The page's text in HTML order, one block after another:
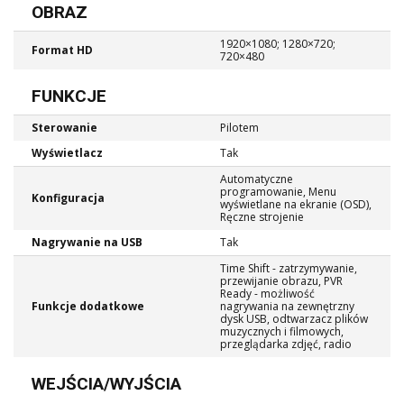
OBRAZ
Format HD
1920×1080; 1280×720;
720×480
FUNKCJE
Sterowanie
Pilotem
Wyświetlacz
Tak
Konfiguracja
Automatyczne
programowanie, Menu
wyświetlane na ekranie (OSD),
Ręczne strojenie
Nagrywanie na USB
Tak
Funkcje dodatkowe
Time Shift - zatrzymywanie,
przewijanie obrazu, PVR
Ready - możliwość
nagrywania na zewnętrzny
dysk USB, odtwarzacz plików
muzycznych i filmowych,
przeglądarka zdjęć, radio
WEJŚCIA/WYJŚCIA